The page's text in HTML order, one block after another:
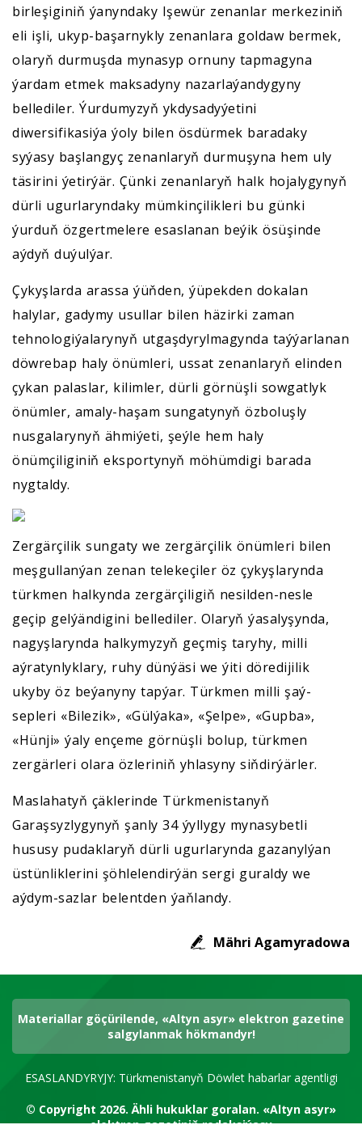
birleşiginiň ýanyndaky Işewür zenanlar merkeziniň
eli işli, ukyp-başarnykly zenanlara goldaw bermek,
olaryň durmuşda mynasyp ornuny tapmagyna
ýardam etmek maksadyny nazarlaýandygyny
bellediler. Ýurdumyzyň ykdysadyýetini
diwersifikasiýa ýoly bilen ösdürmek baradaky
syýasy başlangyç zenanlaryň durmuşyna hem uly
täsirini ýetirýär. Çünki zenanlaryň halk hojalygynyň
dürli ugurlaryndaky mümkinçilikleri bu günki
ýurduň özgertmelere esaslanan beýik ösüşinde
aýdyň duýulýar.
Çykyşlarda arassa ýüňden, ýüpekden dokalan
halylar, gadymy usullar bilen häzirki zaman
tehnologiýalarynyň utgaşdyrylmagynda taýýarlanan
döwrebap haly önümleri, ussat zenanlaryň elinden
çykan palaslar, kilimler, dürli görnüşli sowgatlyk
önümler, amaly-haşam sungatynyň özboluşly
nusgalarynyň ähmiýeti, şeýle hem haly
önümçiliginiň eksportynyň möhümdigi barada
nygtaldy.
Zergärçilik sungaty we zergärçilik önümleri bilen
meşgullanýan zenan telekeçiler öz çykyşlarynda
türkmen halkynda zergärçiligiň nesilden-nesle
geçip gelýändigini bellediler. Olaryň ýasalyşynda,
nagyşlarynda halkymyzyň geçmiş taryhy, milli
aýratynlyklary, ruhy dünýäsi we ýiti döredijilik
ukyby öz beýanyny tapýar. Türkmen milli şaý-
sepleri «Bilezik», «Gülýaka», «Şelpe», «Gupba»,
«Hünji» ýaly ençeme görnüşli bolup, türkmen
zergärleri olara özleriniň yhlasyny siňdirýärler.
Maslahatyň çäklerinde Türkmenistanyň
Garaşsyzlygynyň şanly 34 ýyllygy mynasybetli
hususy pudaklaryň dürli ugurlarynda gazanylýan
üstünliklerini şöhlelendirýän sergi guraldy we
aýdym-sazlar belentden ýaňlandy.
Mähri Agamyradowa
Materiallar göçürilende, «Altyn asyr» elektron gazetine
salgylanmak hökmandyr!
ESASLANDYRYJY: Türkmenistanyň Döwlet habarlar agentligi
© Copyright 2026. Ähli hukuklar goralan. «Altyn asyr»
elektron gazetiniň redaksiýasy